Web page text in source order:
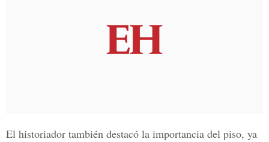
El historiador también destacó la importancia del piso, ya